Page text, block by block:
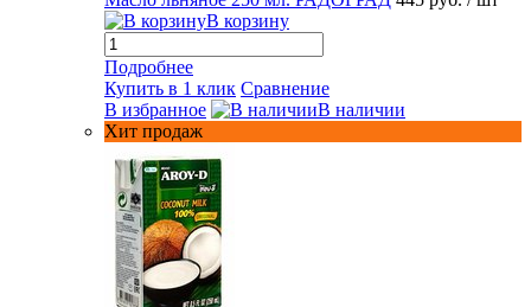
В корзину
Подробнее
Купить в 1 клик Сравнение
В избранное
В наличии
Хит продаж